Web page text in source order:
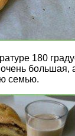
180
большая,
семью.